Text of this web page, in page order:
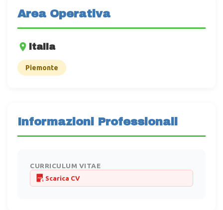
Area Operativa
Italia
Piemonte
Informazioni Professionali
CURRICULUM VITAE
PDF Scarica CV